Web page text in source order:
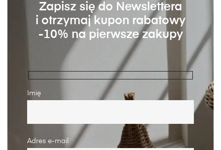
Zapisz się do Newslettera
i otrzymaj kupon rabatowy
-10% na pierwsze zakupy
Imię
Adres e-mail